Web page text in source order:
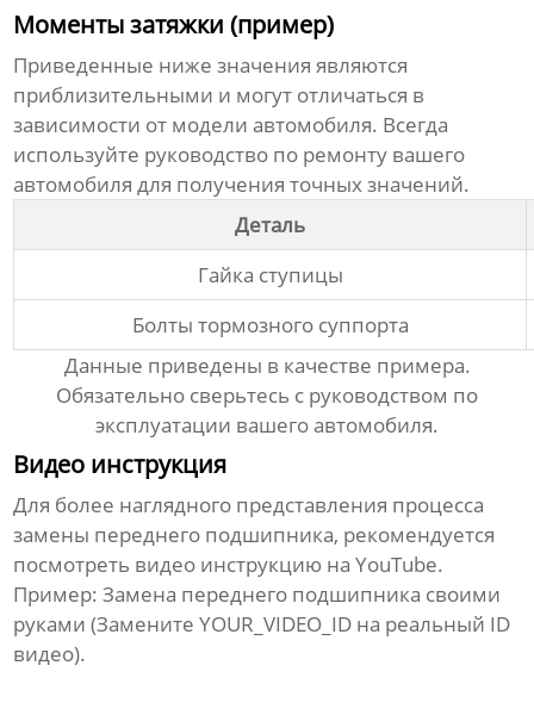
Моменты затяжки (пример)
Приведенные ниже значения являются
приблизительными и могут отличаться в
зависимости от модели автомобиля. Всегда
используйте руководство по ремонту вашего
автомобиля для получения точных значений.
Деталь
Гайка ступицы
Болты тормозного суппорта
Данные приведены в качестве примера.
Обязательно сверьтесь с руководством по
эксплуатации вашего автомобиля.
Видео инструкция
Для более наглядного представления процесса
замены переднего подшипника, рекомендуется
посмотреть видео инструкцию на YouTube.
Пример:Замена переднего подшипника своими
руками (Замените YOUR_VIDEO_ID на реальный ID
видео).